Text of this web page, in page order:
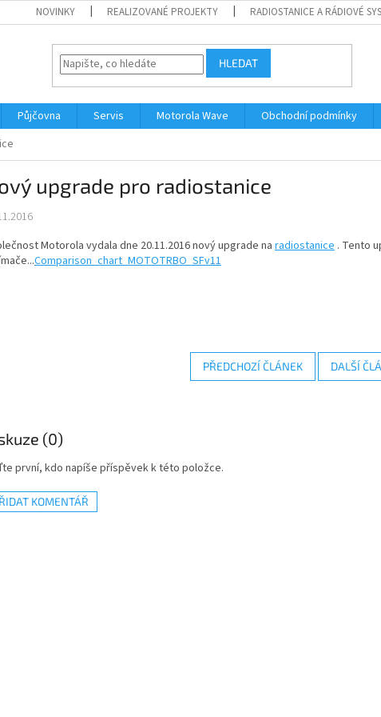
NOVINKY REALIZOVANÉ PROJEKTY RADIOSTANICE A RÁDIOVÉ
HLEDAT
Půjčovna Servis Motorola Wave
Obchodní podmínky
upgrade pro radiostanice
Motorola vydala dne 20.11.2016 nový upgrade na radiostanice . Tento
Comparison_chart_MOTOTRBO_SFv11
PŘEDCHOZÍ ČLÁNEK DALŠÍ
(0)
první, kdo napíše příspěvek k této položce.
KOMENTÁŘ